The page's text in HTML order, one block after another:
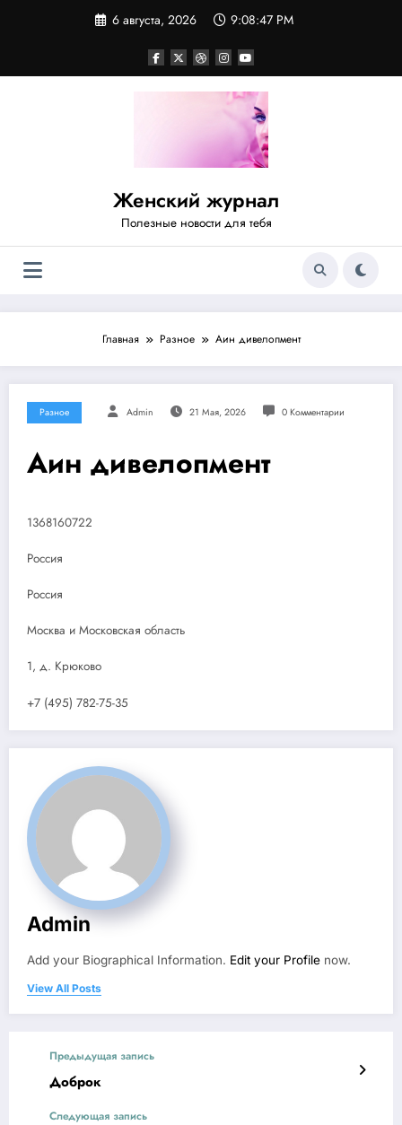
6 августа, 2026 9:08:47 PM
Женский журнал
Полезные новости для тебя
Главная Разное Аин дивелопмент
Разное Admin 21 Мая, 2026 0 Комментарии
Аин дивелопмент
1368160722
Россия
Россия
Москва и Московская область
1, д. Крюково
+7 (495) 782-75-35
Admin
Add your Biographical Information. Edit your Profile now.
View All Posts
Предыдущая запись
Доброк
Следующая запись